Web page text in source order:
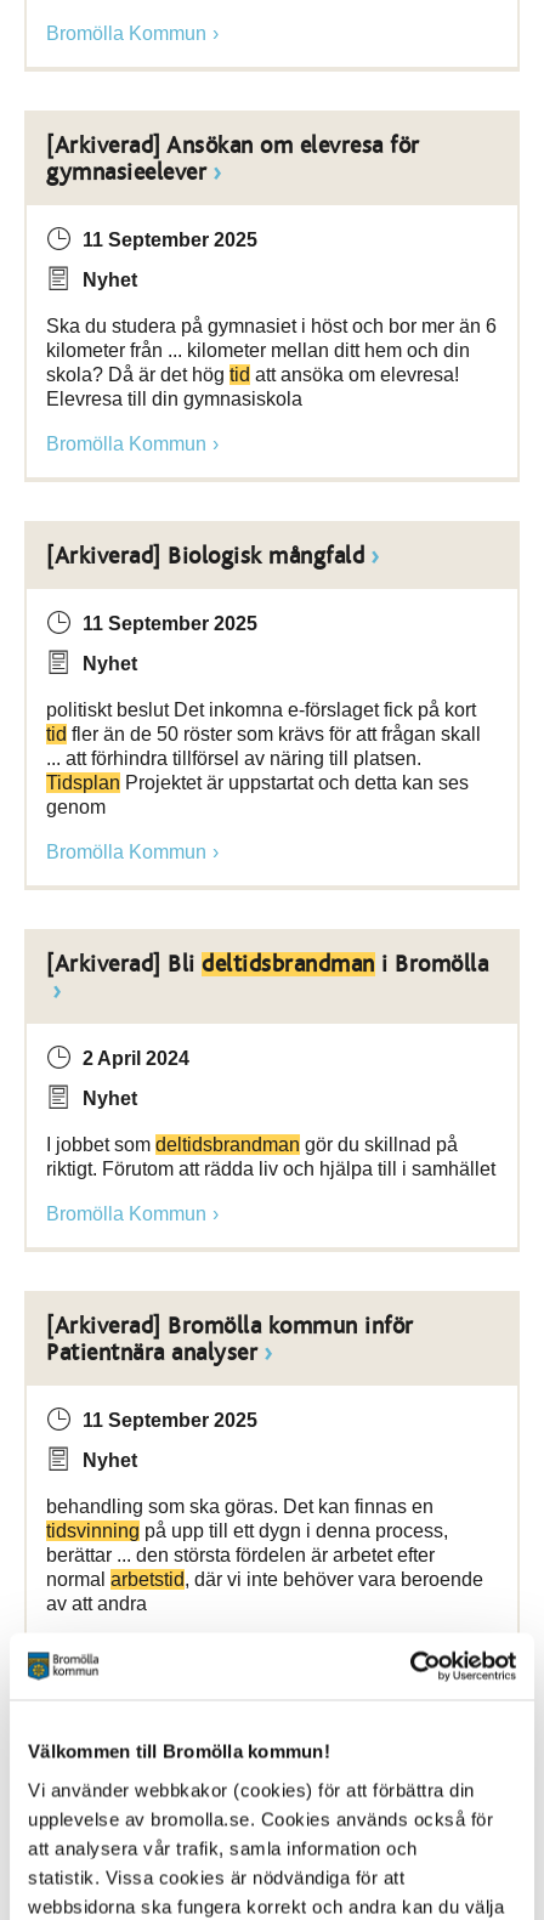
Välkommen till Bromölla kommun!
Vi använder webbkakor (cookies) för att förbättra din
upplevelse av bromolla.se. Cookies används också för
att analysera vår trafik, samla information och
statistik. Vissa cookies är nödvändiga för att
webbsidorna ska fungera korrekt och andra kan du välja
Bromölla Kommun
[Arkiverad] Ansökan om elevresa för
gymnasieelever
11 September 2025
Nyhet
Ska du studera på gymnasiet i höst och bor mer än 6
kilometer från ... kilometer mellan ditt hem och din
skola? Då är det hög tid att ansöka om elevresa!
Elevresa till din gymnasiskola
Bromölla Kommun
[Arkiverad] Biologisk mångfald
11 September 2025
Nyhet
politiskt beslut Det inkomna e-förslaget fick på kort
tid fler än de 50 röster som krävs för att frågan skall
... att förhindra tillförsel av näring till platsen.
Tidsplan Projektet är uppstartat och detta kan ses
genom
Bromölla Kommun
[Arkiverad] Bli deltidsbrandman i Bromölla
2 April 2024
Nyhet
I jobbet som deltidsbrandman gör du skillnad på
riktigt. Förutom att rädda liv och hjälpa till i samhället
Bromölla Kommun
[Arkiverad] Bromölla kommun inför
Patientnära analyser
11 September 2025
Nyhet
behandling som ska göras. Det kan finnas en
tidsvinning på upp till ett dygn i denna process,
berättar ... den största fördelen är arbetet efter
normal arbetstid, där vi inte behöver vara beroende
av att andra
Bromölla Kommun
[Arkiverad] Dags för skolstart
11 September 2025
Nyhet
Onsdagen den 13 augusti startar skolorna upp igen